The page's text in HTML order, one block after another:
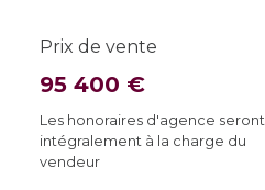
Prix de vente
95 400 €
Les honoraires d'agence seront
intégralement à la charge du
vendeur